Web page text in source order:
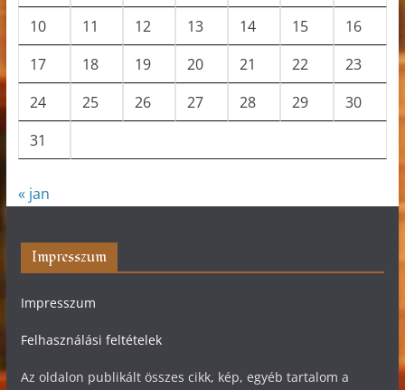
10
11 12 13 14 15
16
17
18 19 20 21 22
23
24
25 26 27 28 29
30
31
« jan
Impresszum
Impresszum
Felhasználási feltételek
Az oldalon publikált összes cikk, kép, egyéb tartalom a